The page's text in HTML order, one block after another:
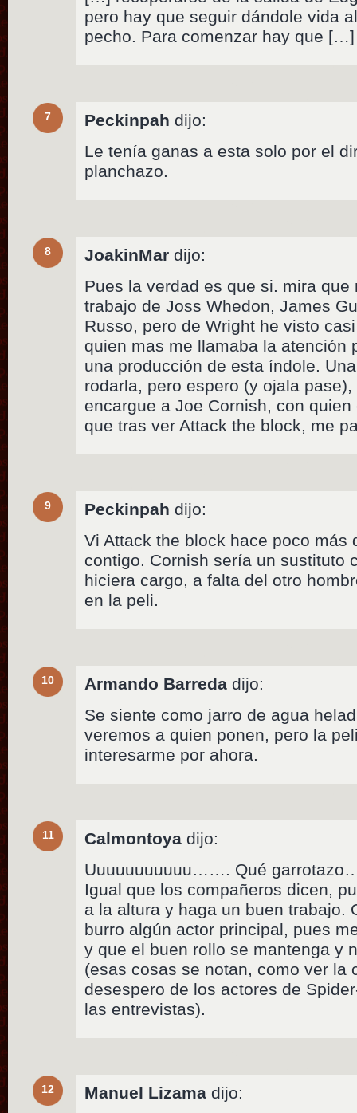
pero hay que seguir dándole vida
pecho. Para comenzar hay que […]
7 Peckinpah dijo:
Le tenía ganas a esta solo por el
planchazo.
8 JoakinMar dijo:
Pues la verdad es que si. mira
trabajo de Joss Whedon, James
Russo, pero de Wright he visto
quien mas me llamaba la atención
una producción de esta índole.
rodarla, pero espero (y ojala
encargue a Joe Cornish, con
que tras ver Attack the block, me
9 Peckinpah dijo:
Vi Attack the block hace poco más
contigo. Cornish sería un sustituto
hiciera cargo, a falta del otro
en la peli.
10 Armando Barreda dijo:
Se siente como jarro de agua
veremos a quien ponen, pero la
interesarme por ahora.
11 Calmontoya dijo:
Uuuuuuuuuuu……. Qué
Igual que los compañeros dicen,
a la altura y haga un buen trabajo.
burro algún actor principal, pues
y que el buen rollo se mantenga y
(esas cosas se notan, como ver la
desespero de los actores de
las entrevistas).
12 Manuel Lizama dijo: